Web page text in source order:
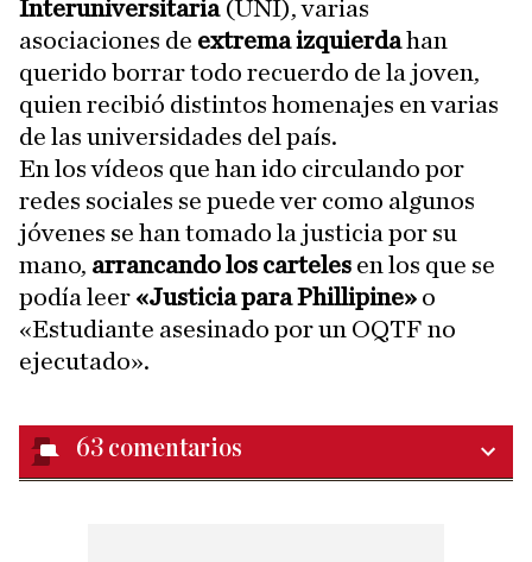
Interuniversitaria (UNI), varias
asociaciones de extrema izquierdahan
querido borrar todo recuerdo de la joven,
quien recibió distintos homenajes en varias
de las universidades del país.
En los vídeos que han ido circulando por
redes sociales se puede ver como algunos
jóvenes se han tomado la justicia por su
mano, arrancando los carteles en los que se
podía leer «Justicia para Phillipine» o
«Estudiante asesinado por un OQTF no
ejecutado».
63 comentarios